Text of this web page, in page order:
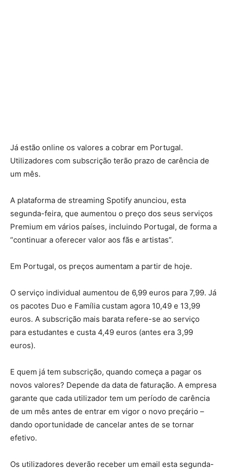
Já estão online os valores a cobrar em Portugal.
Utilizadores com subscrição terão prazo de carência de
um mês.
A plataforma de streaming Spotify anunciou, esta
segunda-feira, que aumentou o preço dos seus serviços
Premium em vários países, incluindo Portugal, de forma a
“continuar a oferecer valor aos fãs e artistas”.
Em Portugal, os preços aumentam a partir de hoje.
O serviço individual aumentou de 6,99 euros para 7,99. Já
os pacotes Duo e Família custam agora 10,49 e 13,99
euros. A subscrição mais barata refere-se ao serviço
para estudantes e custa 4,49 euros (antes era 3,99
euros).
E quem já tem subscrição, quando começa a pagar os
novos valores? Depende da data de faturação. A empresa
garante que cada utilizador tem um período de carência
de um mês antes de entrar em vigor o novo preçário –
dando oportunidade de cancelar antes de se tornar
efetivo.
Os utilizadores deverão receber um email esta segunda-